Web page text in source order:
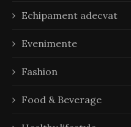
Echipament adecvat
Evenimente
Fashion
Food & Beverage